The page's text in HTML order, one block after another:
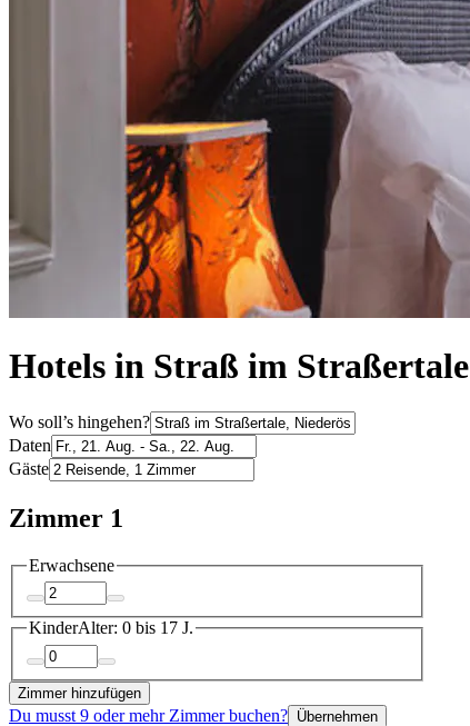
Hotels in Straß im Straßertale
Wo soll’s hingehen?
Daten
Gäste
Zimmer 1
Erwachsene
KinderAlter: 0 bis 17 J.
Zimmer hinzufügen
Du musst 9 oder mehr Zimmer buchen? Übernehmen